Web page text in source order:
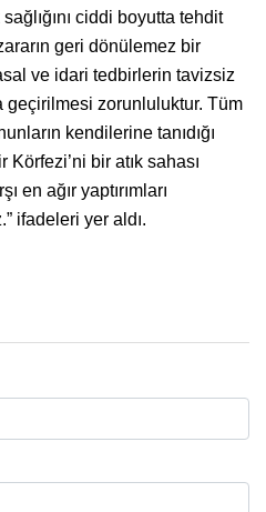
ciddi boyutta tehdit
geri dönülemez bir
ve idari tedbirlerin tavizsiz
zorunluluktur. Tüm
kendilerine tanıdığı
bir atık sahası
en ağır yaptırımları
ifadeleri yer aldı.